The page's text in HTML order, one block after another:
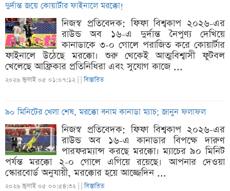
দুর্দান্ত জয়ে কোয়ার্টার ফাইনালে মরক্কো!
নিজস্ব প্রতিবেদক: ফিফা বিশ্বকাপ ২০২৬-এর
রাউন্ড অব ১৬-এ দুর্দান্ত নৈপুণ্য দেখিয়ে
কানাডাকে ৩-০ গোলে পরাজিত করে কোয়ার্টার
ফাইনালে উঠেছে মরক্কো। শুরু থেকেই আত্মবিশ্বাসী ফুটবল
খেলেছে আফ্রিকার প্রতিনিধিরা এবং সুযোগ কাজে ...
২০২৬ জুলাই ০৫ ০১:০৭:১২ | |বিস্তারিত
৯০ মিনিটের খেলা শেষ, মরক্কো বনাম কানাডা ম্যাচ; জানুন ফলাফল
নিজস্ব প্রতিবেদক: ফিফা বিশ্বকাপ ২০২৬-এর
রাউন্ড অব ১৬-এ কানাডার বিপক্ষে দারুণ
পারফরম্যান্স করছে মরক্কো। ম্যাচের ৯০ মিনিট
পর্যন্ত মরক্কো ২-০ গোলে এগিয়ে রয়েছে। আপনার দেওয়া
স্কোরবোর্ড অনুযায়ী, মরক্কোর হয়ে আজ্জেদিন ...
২০২৬ জুলাই ০৫ ০০:৫৪:৩২ | |বিস্তারিত